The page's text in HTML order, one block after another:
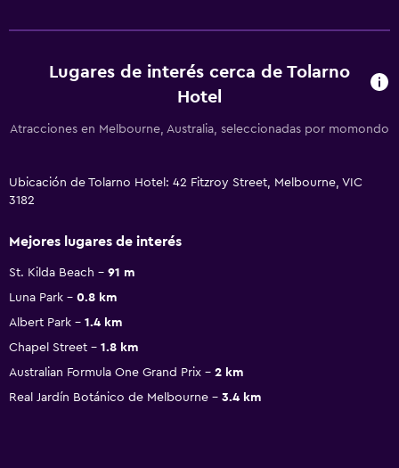
Lugares de interés cerca de Tolarno
Hotel
Atracciones en Melbourne, Australia, seleccionadas por momondo
Ubicación de Tolarno Hotel: 42 Fitzroy Street, Melbourne, VIC
3182
Mejores lugares de interés
St. Kilda Beach
91 m
Luna Park
0.8 km
Albert Park
1.4 km
Chapel Street
1.8 km
Australian Formula One Grand Prix
2 km
Real Jardín Botánico de Melbourne
3.4 km